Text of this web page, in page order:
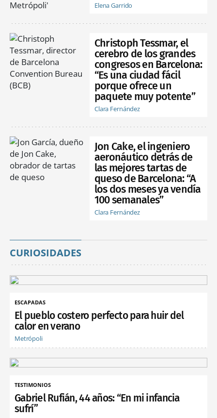
Elena Garrido
Christoph Tessmar, el
cerebro de los grandes
congresos en Barcelona:
“Es una ciudad fácil
porque ofrece un
paquete muy potente”
Clara Fernández
Jon Cake, el ingeniero
aeronáutico detrás de
las mejores tartas de
queso de Barcelona: “A
los dos meses ya vendía
100 semanales”
Clara Fernández
CURIOSIDADES
ESCAPADAS
El pueblo costero perfecto para huir del
calor en verano
Metrópoli
TESTIMONIOS
Gabriel Rufián, 44 años: “En mi infancia
sufrí”